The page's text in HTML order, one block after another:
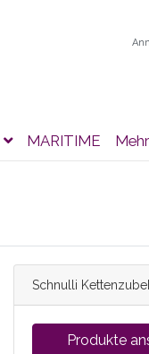
MARITIME Mehr
Schnulli
Produkte